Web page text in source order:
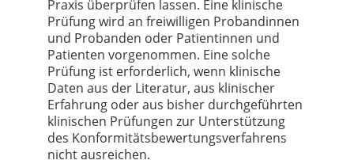
Praxis überprüfen lassen. Eine klinische
Prüfung wird an freiwilligen Probandinnen
und Probanden oder Patientinnen und
Patienten vorgenommen. Eine solche
Prüfung ist erforderlich, wenn klinische
Daten aus der Literatur, aus klinischer
Erfahrung oder aus bisher durchgeführten
klinischen Prüfungen zur Unterstützung
des Konformitätsbewertungsverfahrens
nicht ausreichen.